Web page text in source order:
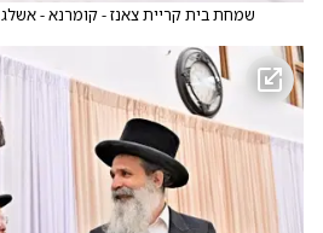
שמחת בית קריית צאנז - קומרנא - אשלג